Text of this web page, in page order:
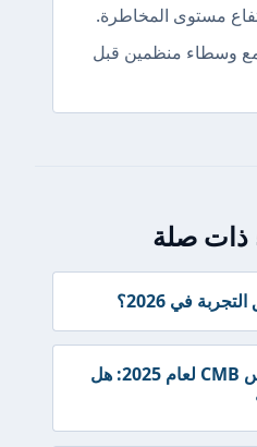
مستوى المخاطرة.
مع وسطاء منظمين قبل
ذات صلة
مراجعة وسيط الفوركس CMB لعام 2025: هل